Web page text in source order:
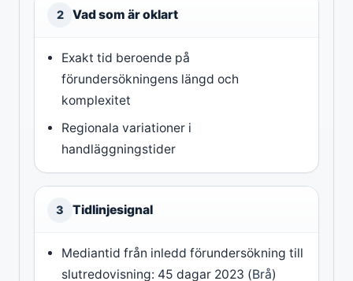
2 Vad som är oklart
Exakt tid beroende på
förundersökningens längd och
komplexitet
Regionala variationer i
handläggningstider
3 Tidlinjesignal
Mediantid från inledd förundersökning till
slutredovisning: 45 dagar 2023 (Brå)